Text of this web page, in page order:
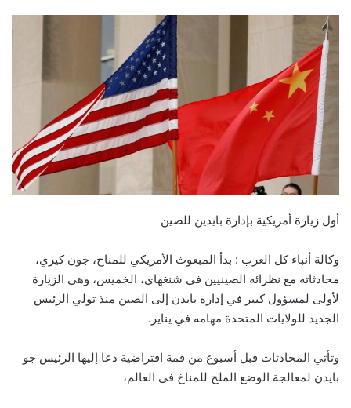
أول زيارة أمريكية بإدارة بايدين للصين
وكالة أنباء كل العرب : بدأ المبعوث الأمريكي للمناخ، جون كيري،
محادثاته مع نظرائه الصينيين في شنغهاي، الخميس، وهي الزيارة
لأولى لمسؤول كبير في إدارة بايدن إلى الصين منذ تولي الرئيس
الجديد للولايات المتحدة مهامه في يناير.
وتأتي المحادثات قبل أسبوع من قمة افتراضية دعا إليها الرئيس جو
بايدن لمعالجة الوضع الملح للمناخ في العالم،